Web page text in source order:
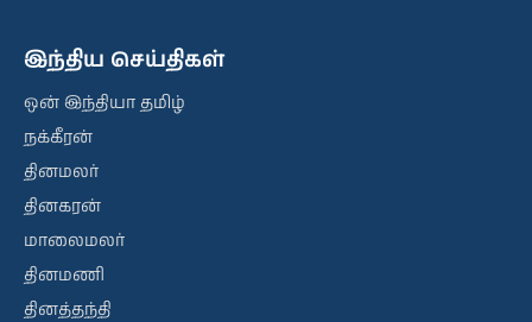
இந்திய செய்திகள்
ஒன் இந்தியா தமிழ்
நக்கீரன்
தினமலர்
தினகரன்
மாலைமலர்
தினமணி
தினத்தந்தி